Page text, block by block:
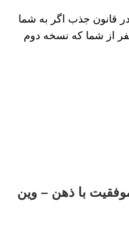
کتاب جهان های موازی و NLP در قانون جذب اگر به شما
از شما که نسخه دوم
با ذهن – وین